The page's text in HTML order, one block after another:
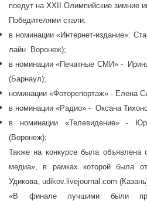
поедут на XXII Олимпийские зимние
Победителями стали:
в номинации «Интернет-издание»:
лайн Воронеж);
в номинации «Печатные СМИ» -
(Барнаул);
номинации «Фоторепортаж» - Елена
в номинации «Радио» - Оксана
в номинации «Телевидение» -
(Воронеж);
Также на конкурсе была объявлена
медиа», в рамках которой была
Удикова, udikov.livejournal.com
«В финале лучшими были